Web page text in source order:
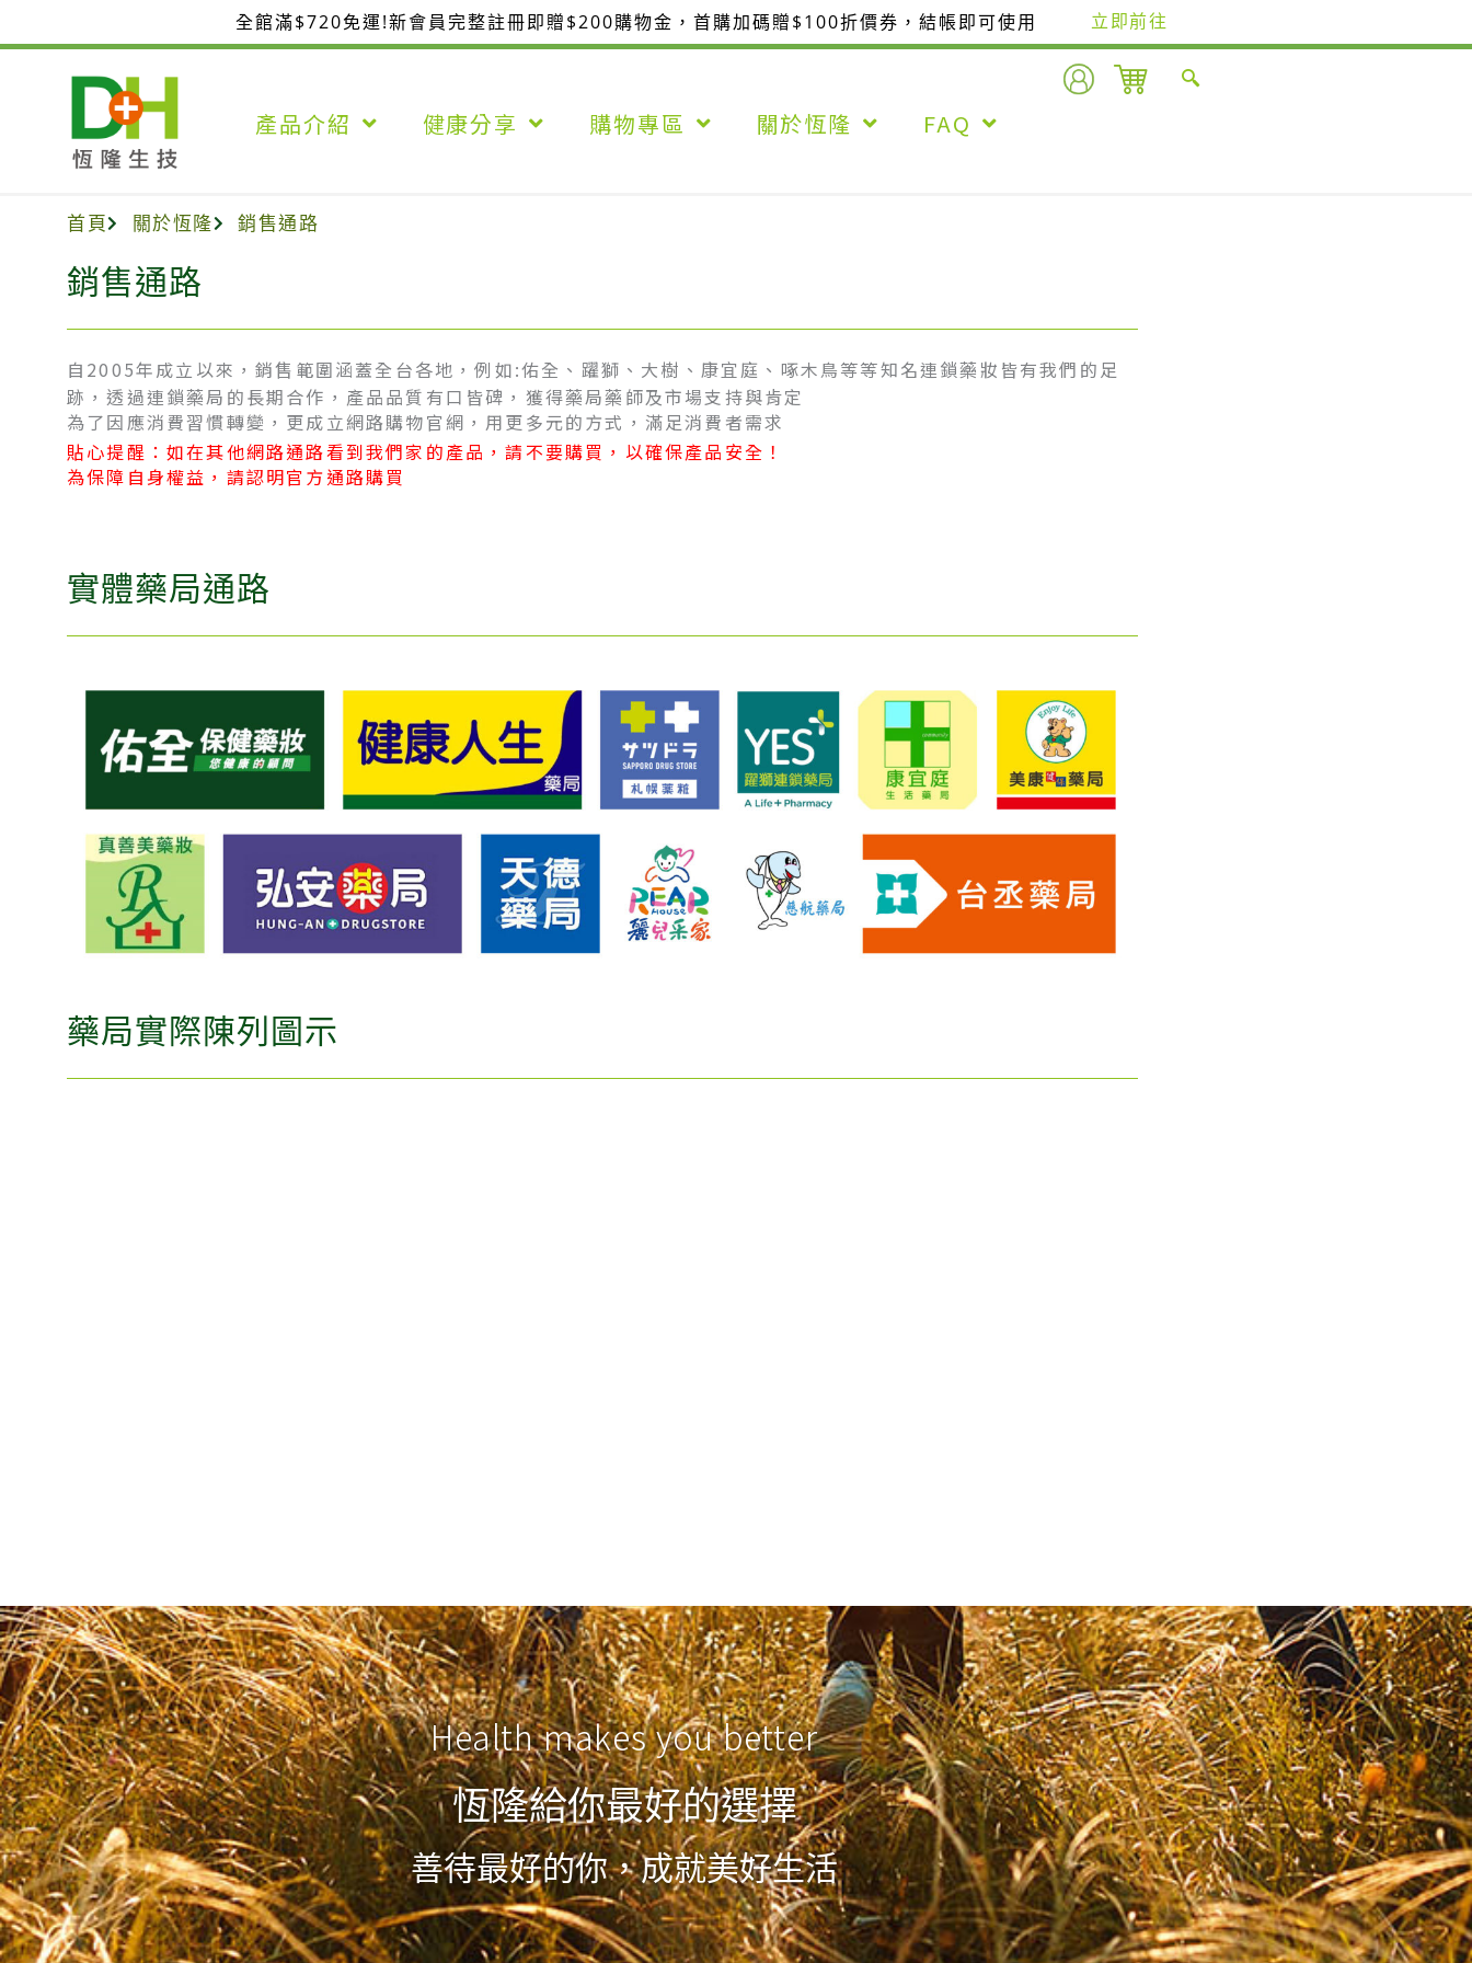
至
全館滿$720免運!新會員完整註冊即贈$200購物金，首購加碼贈$100折價券，結帳即可使用 立即前往
產品介紹 健康分享 購物專區 關於恆隆 FAQ
首頁 關於恆隆 銷售通路
銷售通路
自2005年成立以來，銷售範圍涵蓋全台各地，例如:佑全、躍獅、大樹、康宜庭、啄木鳥等等知名連鎖藥妝皆有我們的足
跡，透過連鎖藥局的長期合作，產品品質有口皆碑，獲得藥局藥師及市場支持與肯定
為了因應消費習慣轉變，更成立網路購物官網，用更多元的方式，滿足消費者需求
貼心提醒：如在其他網路通路看到我們家的產品，請不要購買，以確保產品安全！
為保障自身權益，請認明官方通路購買
實體藥局通路
藥局實際陳列圖示
Health makes you better
恆隆給你最好的選擇
善待最好的你，成就美好生活